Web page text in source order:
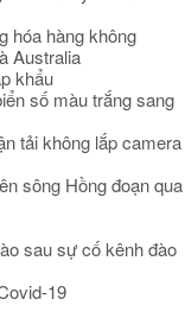
hóa hàng không
Australia
khẩu
số màu trắng sang
tải không lắp camera
sông Hồng đoạn qua
sau sự cố kênh đào
19